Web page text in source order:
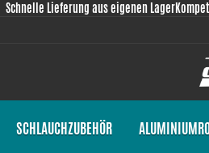
Schnelle Lieferung aus eigenen Lager
SCHLAUCHZUBEHÖR